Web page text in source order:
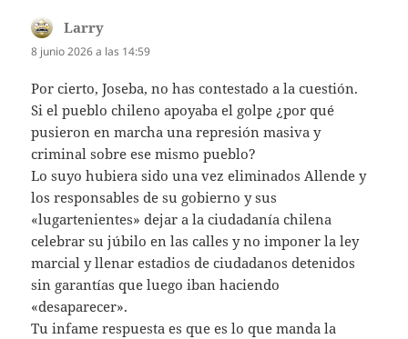
Larry
8 junio 2026 a las 14:59
Por cierto, Joseba, no has contestado a la cuestión.
Si el pueblo chileno apoyaba el golpe ¿por qué
pusieron en marcha una represión masiva y
criminal sobre ese mismo pueblo?
Lo suyo hubiera sido una vez eliminados Allende y
los responsables de su gobierno y sus
«lugartenientes» dejar a la ciudadanía chilena
celebrar su júbilo en las calles y no imponer la ley
marcial y llenar estadios de ciudadanos detenidos
sin garantías que luego iban haciendo
«desaparecer».
Tu infame respuesta es que es lo que manda la